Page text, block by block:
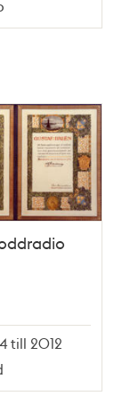
till 2012